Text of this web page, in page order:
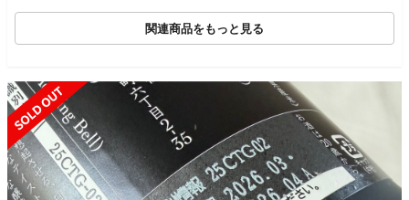
関連商品をもっと見る
SOLD OUT